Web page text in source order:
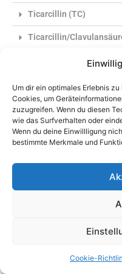
Um dir ein optimales Erlebnis
Cookies, um
zuzugreifen. Wenn du diesen
wie das Surfverhalten oder
Wenn du deine Einwillligung
bestimmte Merkmale und
Cookie-
Ticarcillin (TC)
Ticarcillin/
Tigecycline (TGC)
Timentin (TIM)
Tobramycin (TN)
Trimethoprim (TM)